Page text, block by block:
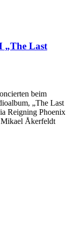
„The Last
beim
„The Last
Reigning Phoenix
Åkerfeldt